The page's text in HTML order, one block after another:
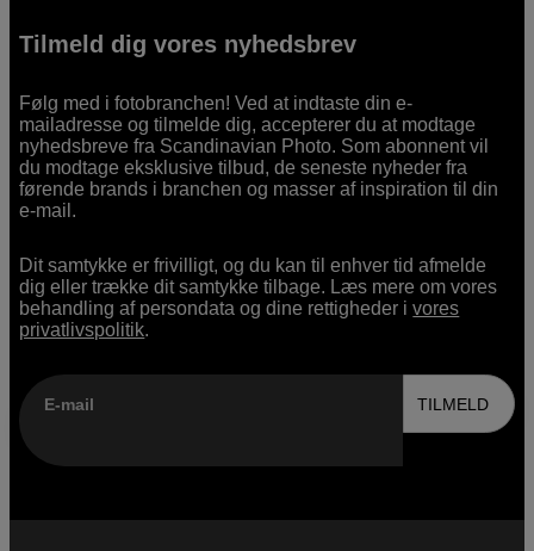
Tilmeld dig vores nyhedsbrev
Følg med i fotobranchen! Ved at indtaste din e-
mailadresse og tilmelde dig, accepterer du at modtage
nyhedsbreve fra Scandinavian Photo. Som abonnent vil
du modtage eksklusive tilbud, de seneste nyheder fra
førende brands i branchen og masser af inspiration til din
e-mail.
Dit samtykke er frivilligt, og du kan til enhver tid afmelde
dig eller trække dit samtykke tilbage. Læs mere om vores
behandling af persondata og dine rettigheder ivores
privatlivspolitik.
E-mail TILMELD